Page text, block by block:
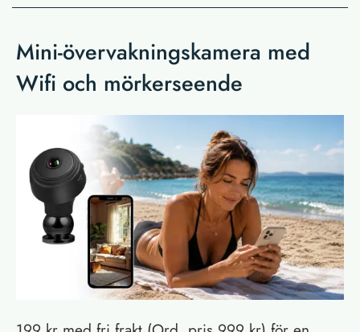
Mini-övervakningskamera med
Wifi och mörkerseende